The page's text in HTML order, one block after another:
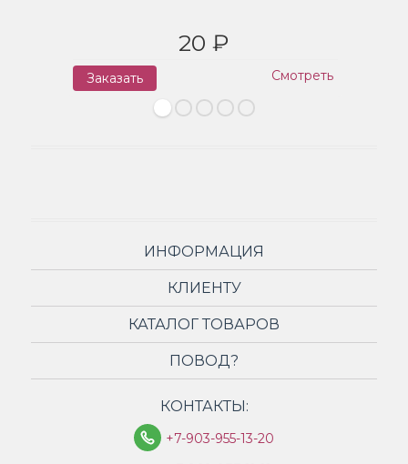
20 ₽
Заказать Смотреть
ИНФОРМАЦИЯ
КЛИЕНТУ
КАТАЛОГ ТОВАРОВ
ПОВОД?
КОНТАКТЫ:
+7-903-955-13-20